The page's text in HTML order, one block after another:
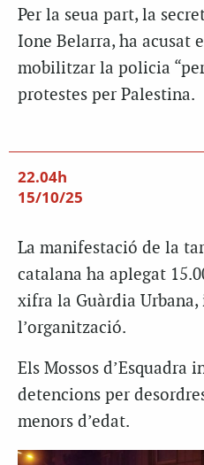
Per la seua part, la
Ione Belarra, ha acusat
mobilitzar la policia
protestes per Palestina.
22.04h
15/10/25
La manifestació de la
catalana ha aplegat
xifra la Guàrdia Urbana,
l’organització.
Els Mossos d’Esquadra
detencions per
menors d’edat.